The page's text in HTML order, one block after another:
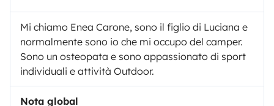
Mi chiamo Enea Carone, sono il figlio di Luciana e
normalmente sono io che mi occupo del camper.
Sono un osteopata e sono appassionato di sport
individuali e attività Outdoor.
Nota global